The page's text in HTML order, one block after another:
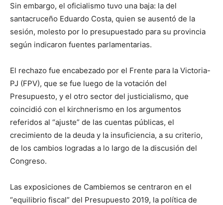
Sin embargo, el oficialismo tuvo una baja: la del
santacruceño Eduardo Costa, quien se ausentó de la
sesión, molesto por lo presupuestado para su provincia
según indicaron fuentes parlamentarias.
El rechazo fue encabezado por el Frente para la Victoria-
PJ (FPV), que se fue luego de la votación del
Presupuesto, y el otro sector del justicialismo, que
coincidió con el kirchnerismo en los argumentos
referidos al “ajuste” de las cuentas públicas, el
crecimiento de la deuda y la insuficiencia, a su criterio,
de los cambios logradas a lo largo de la discusión del
Congreso.
Las exposiciones de Cambiemos se centraron en el
“equilibrio fiscal” del Presupuesto 2019, la política de